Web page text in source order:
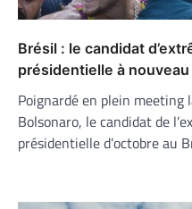
Brésil : le candidat
présidentielle à
Poignardé en plein meeting
Bolsonaro, le candidat de
présidentielle d’octobre au